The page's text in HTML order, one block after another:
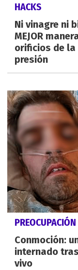
HACKS
Ni vinagre ni
MEJOR
orificios de la
presión
PREOCUPACIÓN
Conmoción:
internado
vivo